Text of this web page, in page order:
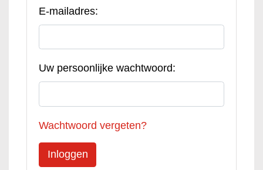
E-mailadres:
Uw persoonlijke wachtwoord:
Wachtwoord vergeten?